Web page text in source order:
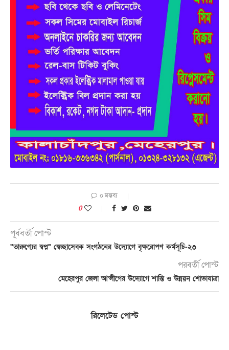
০ মন্তব্য
0
পূর্ববর্তী পোস্ট
“তারুণ্যের স্বপ্ন” স্বেচ্ছাসেবক সংগঠনের উদ্যোগে বৃক্ষরোপণ কর্মসূচি-২৩
পরবর্তী পোস্ট
মেহেরপুর জেলা আ’লীগের উদ্যোগে শান্তি ও উন্নয়ন শোভাযাত্রা
রিলেটেড পোস্ট